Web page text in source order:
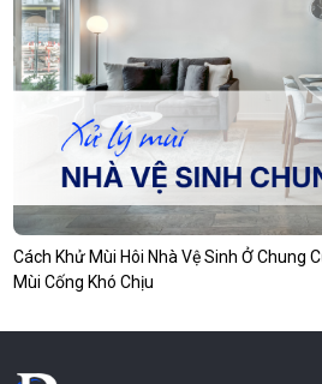
Cách Khử Mùi Hôi Nhà Vệ Sinh Ở Chung
Mùi Cống Khó Chịu